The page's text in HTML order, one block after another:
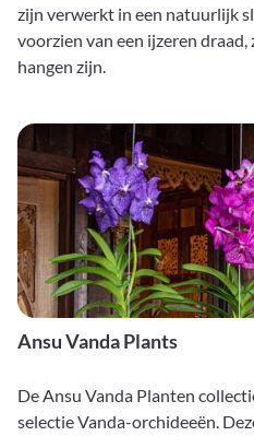
zijn verwerkt in een natuurlijk
voorzien van een ijzeren
hangen zijn.
Ansu Vanda Plants
De Ansu Vanda Planten
selectie Vanda-orchideeën.